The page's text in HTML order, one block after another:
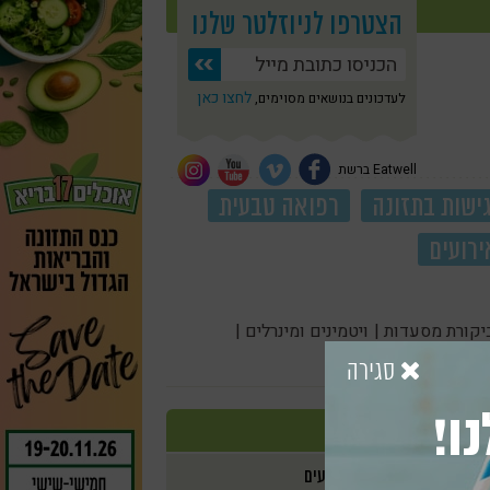
הצטרפו לניוזלטר שלנו
לעדכונים בנושאים מסוימים, לחצו כאן
Eatwell ברשת
גישות בתזונה
רפואה טבעית
מסעדות | ויטמינים ומינרלים |
אירועים
סגירה